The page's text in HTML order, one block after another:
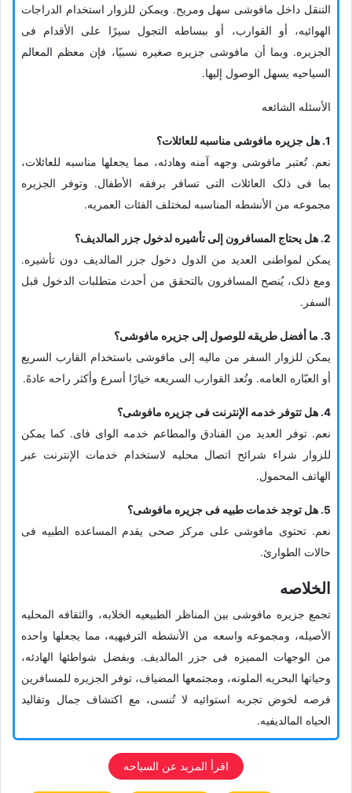
التنقل داخل مافوشی سهل ومریح. ویمکن للزوار استخدام الدراجات
الهوائیه، أو القوارب، أو ببساطه التجول سیرًا على الأقدام فی
الجزیره. وبما أن مافوشی جزیره صغیره نسبیًا، فإن معظم المعالم
السیاحیه یسهل الوصول إلیها.
الأسئله الشائعه
1. هل جزیره مافوشی مناسبه للعائلات؟
نعم. تُعتبر مافوشی وجهه آمنه وهادئه، مما یجعلها مناسبه للعائلات،
بما فی ذلک العائلات التی تسافر برفقه الأطفال. وتوفر الجزیره
مجموعه من الأنشطه المناسبه لمختلف الفئات العمریه.
2. هل یحتاج المسافرون إلى تأشیره لدخول جزر المالدیف؟
یمکن لمواطنی العدید من الدول دخول جزر المالدیف دون تأشیره.
ومع ذلک، یُنصح المسافرون بالتحقق من أحدث متطلبات الدخول قبل
السفر.
3. ما أفضل طریقه للوصول إلى جزیره مافوشی؟
یمکن للزوار السفر من مالیه إلى مافوشی باستخدام القارب السریع
أو العبّاره العامه. وتُعد القوارب السریعه خیارًا أسرع وأکثر راحه عادهً.
4. هل تتوفر خدمه الإنترنت فی جزیره مافوشی؟
نعم. توفر العدید من الفنادق والمطاعم خدمه الوای فای. کما یمکن
للزوار شراء شرائح اتصال محلیه لاستخدام خدمات الإنترنت عبر
الهاتف المحمول.
5. هل توجد خدمات طبیه فی جزیره مافوشی؟
نعم. تحتوی مافوشی على مرکز صحی یقدم المساعده الطبیه فی
حالات الطوارئ.
الخلاصه
تجمع جزیره مافوشی بین المناظر الطبیعیه الخلابه، والثقافه المحلیه
الأصیله، ومجموعه واسعه من الأنشطه الترفیهیه، مما یجعلها واحده
من الوجهات الممیزه فی جزر المالدیف. وبفضل شواطئها الهادئه،
وحیاتها البحریه الملونه، ومجتمعها المضیاف، توفر الجزیره للمسافرین
فرصه لخوض تجربه استوائیه لا تُنسى، مع اکتشاف جمال وتقالید
الحیاه المالدیفیه.
اقرأ المزید عن السیاحه